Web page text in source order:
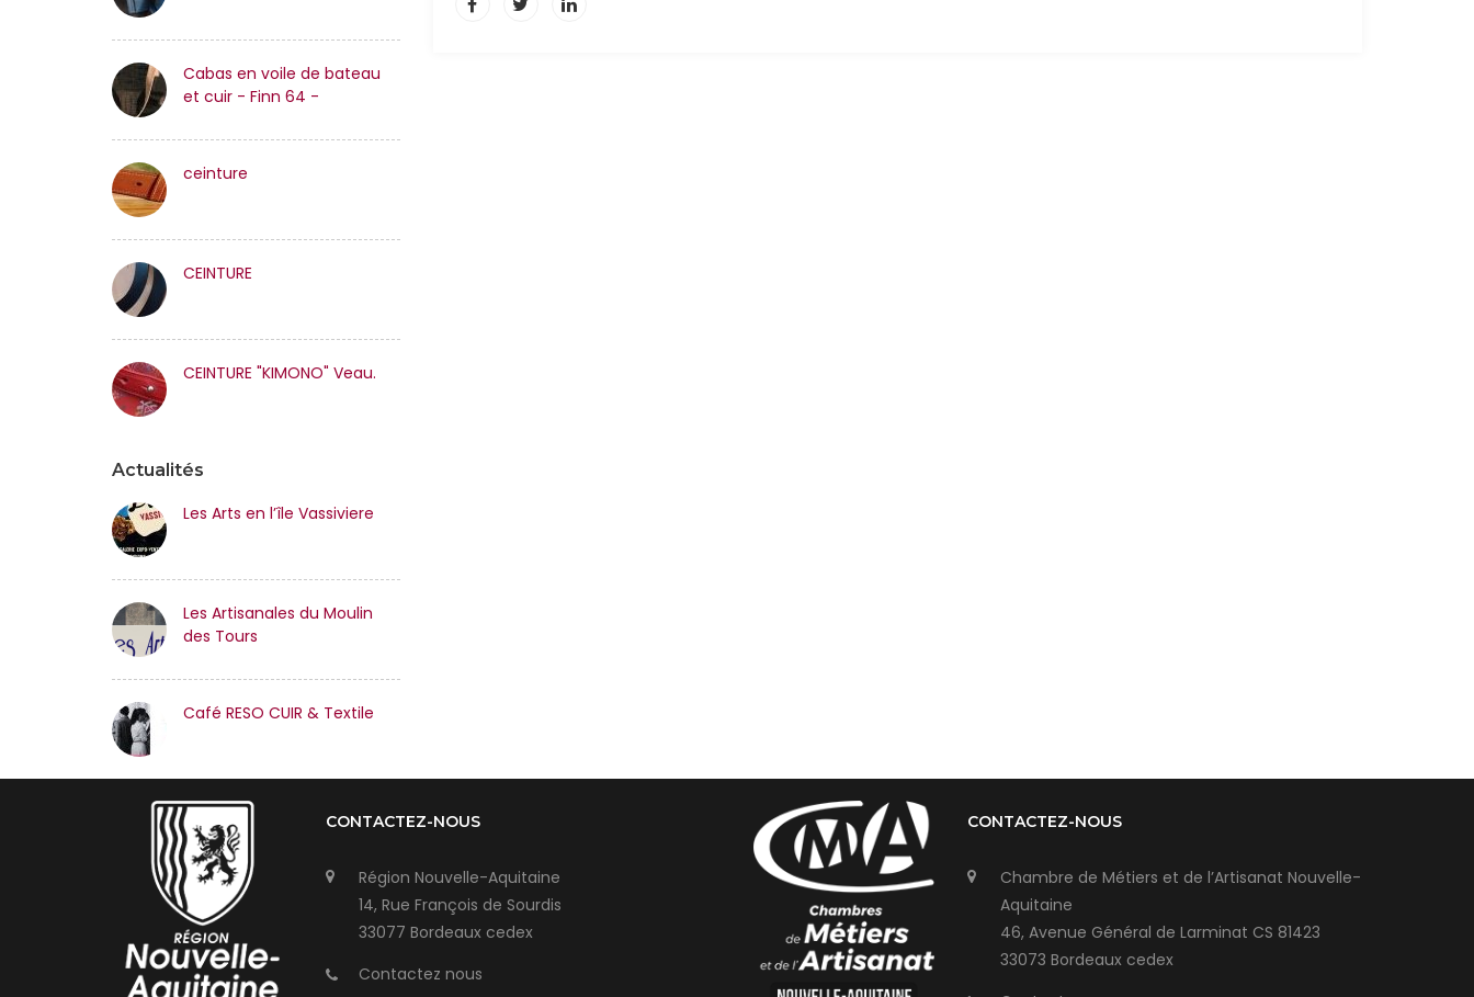
Cabas en voile de bateau
et cuir - Finn 64 -
ceinture
CEINTURE
CEINTURE "KIMONO" Veau.
Actualités
Les Arts en l’île Vassiviere
Les Artisanales du Moulin
des Tours
Café RESO CUIR & Textile
CONTACTEZ-NOUS
Région Nouvelle-Aquitaine
14, Rue François de Sourdis
33077 Bordeaux cedex
Contactez nous
CONTACTEZ-NOUS
Chambre de Métiers et de l’Artisanat Nouvelle-
Aquitaine
46, Avenue Général de Larminat CS 81423
33073 Bordeaux cedex